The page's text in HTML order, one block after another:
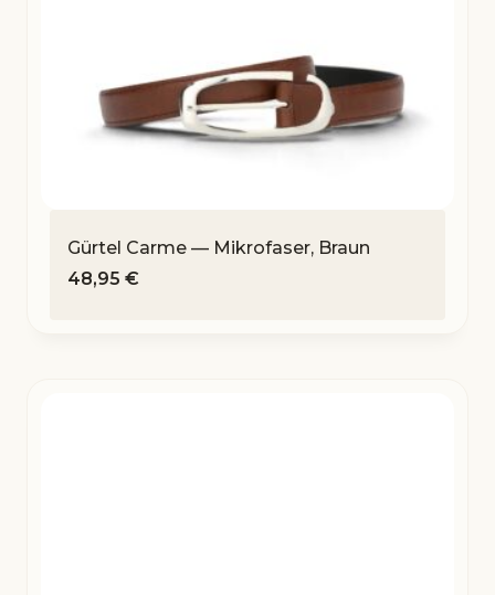
Gürtel Carme — Mikrofaser, Braun
48,95 €